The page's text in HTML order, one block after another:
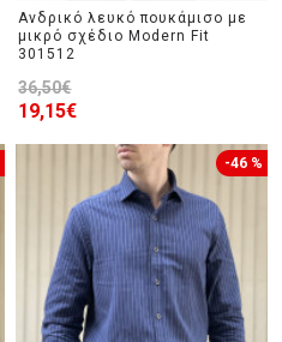
Ανδρικό λευκό πουκάμισο με
μικρό σχέδιο Modern Fit
301512
19,15€
36,50€
-46 %